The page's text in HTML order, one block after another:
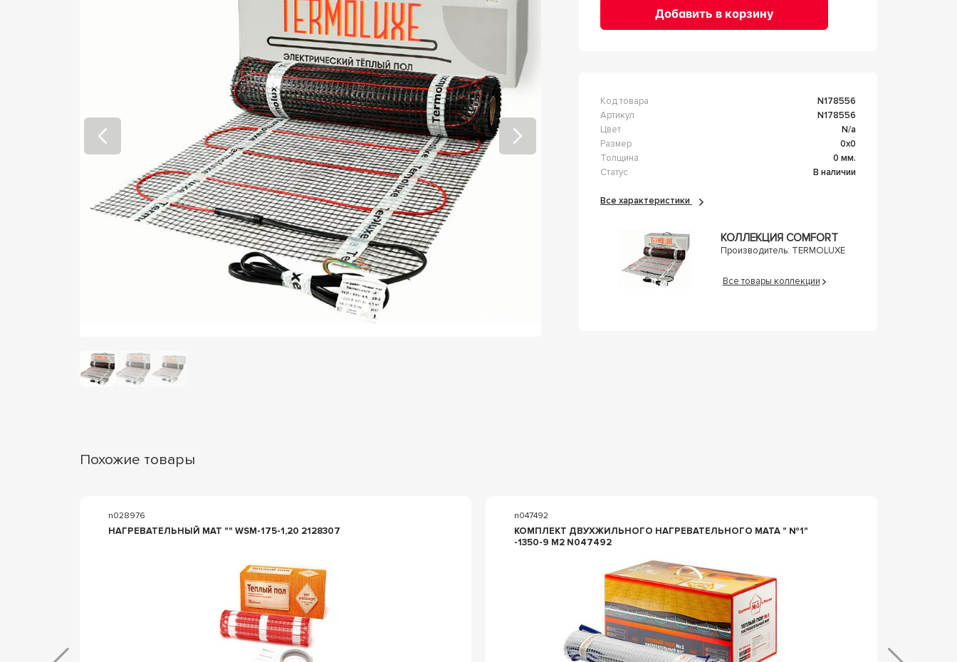
Добавить в корзину
Код товара
n178556
Артикул
n178556
Цвет
n/a
Размер
0x0
Толщина
0 мм.
Статус
В наличии
Все характеристики
КОЛЛЕКЦИЯ COMFORT
Производитель: TERMOLUXE
Все товары коллекции
Похожие товары
n028976
НАГРЕВАТЕЛЬНЫЙ МАТ "" WSM-175-1,20 2128307
n047492
КОМПЛЕКТ ДВУХЖИЛЬНОГО НАГРЕВАТЕЛЬНОГО МАТА " №1"
-1350-9 М2 N047492